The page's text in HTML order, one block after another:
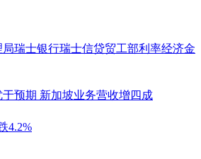
局瑞士银行瑞士信贷贸工部利率经济金
预期 新加坡业务营收增四成
4.2%